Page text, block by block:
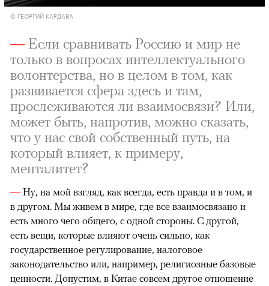
© ГЕОРГИЙ КАРДАВА
—Если сравнивать Россию и мир не
только в вопросах интеллектуального
волонтерства, но в целом в том, как
развивается сфера здесь и там,
прослеживаются ли взаимосвязи? Или,
может быть, напротив, можно сказать,
что у нас свой собственный путь, на
который влияет, к примеру,
менталитет?
— Ну, на мой взгляд, как всегда, есть правда и в том, и
в другом. Мы живем в мире, где все взаимосвязано и
есть много чего общего, с одной стороны. С другой,
есть вещи, которые влияют очень сильно, как
государственное регулирование, налоговое
законодательство или, например, религиозные базовые
ценности. Допустим, в Китае совсем другое отношение